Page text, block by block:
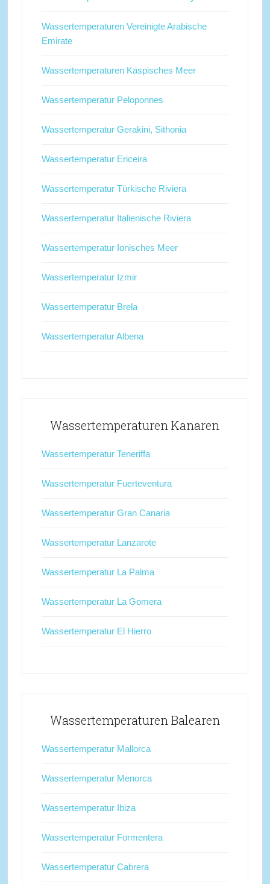
Wassertemperaturen Vereinigte Arabische
Emirate
Wassertemperaturen Kaspisches Meer
Wassertemperatur Peloponnes
Wassertemperatur Gerakini, Sithonia
Wassertemperatur Ericeira
Wassertemperatur Türkische Riviera
Wassertemperatur Italienische Riviera
Wassertemperatur Ionisches Meer
Wassertemperatur Izmir
Wassertemperatur Brela
Wassertemperatur Albena
Wassertemperaturen Kanaren
Wassertemperatur Teneriffa
Wassertemperatur Fuerteventura
Wassertemperatur Gran Canaria
Wassertemperatur Lanzarote
Wassertemperatur La Palma
Wassertemperatur La Gomera
Wassertemperatur El Hierro
Wassertemperaturen Balearen
Wassertemperatur Mallorca
Wassertemperatur Menorca
Wassertemperatur Ibiza
Wassertemperatur Formentera
Wassertemperatur Cabrera